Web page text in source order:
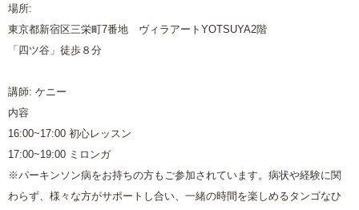
場所:
東京都新宿区三栄町7番地 ヴィラアートYOTSUYA2階
「四ツ谷」徒歩８分
講師: ケニー
内容
16:00~17:00 初心レッスン
17:00~19:00 ミロンガ
※パーキンソン病をお持ちの方もご参加されています。病状や経験に関
わらず、様々な方がサポートし合い、一緒の時間を楽しめるタンゴなひ